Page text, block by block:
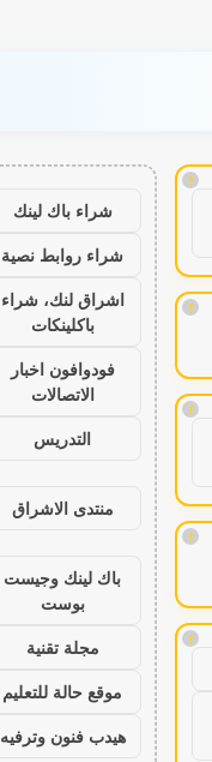
!
!
!
!
!
شراء باك لينك
شراء روابط نصية
اشراق لنك، شراء
باكلينكات
فودوافون اخبار
الاتصالات
التدريس
منتدى الاشراق
باك لينك وجيست
بوست
مجلة تقنية
موقع حالة للتعليم
هيدب فنون وترفيه